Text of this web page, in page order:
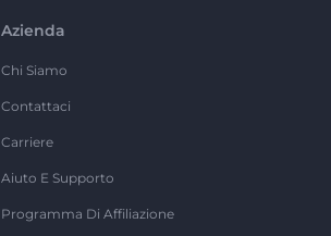
Azienda
Chi Siamo
Contattaci
Carriere
Aiuto E Supporto
Programma Di Affiliazione